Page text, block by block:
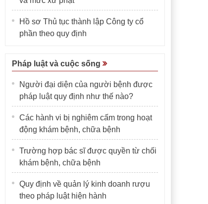
Hồ sơ Thủ tục thành lập Công ty cổ
phần theo quy định
Pháp luật và cuộc sống
Người đại diện của người bệnh được
pháp luật quy định như thế nào?
Các hành vi bị nghiêm cấm trong hoạt
động khám bệnh, chữa bệnh
Trường hợp bác sĩ được quyền từ chối
khám bệnh, chữa bệnh
Quy định về quản lý kinh doanh rượu
theo pháp luật hiện hành